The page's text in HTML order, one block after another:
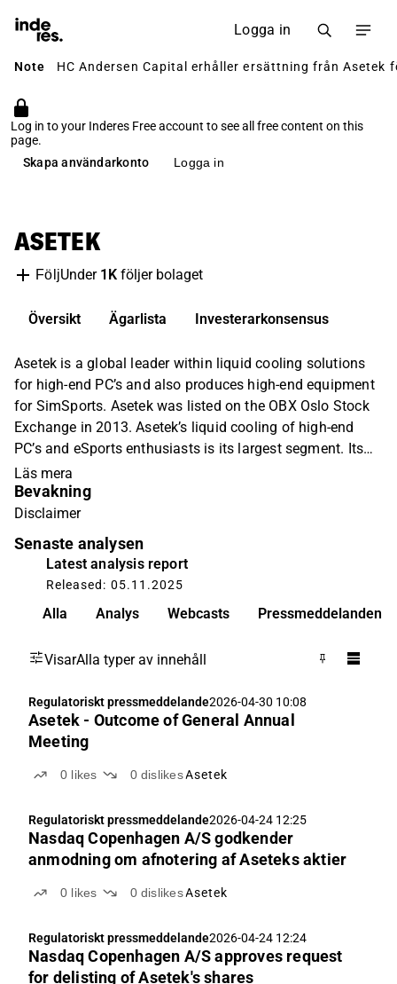
Logga in
Note HC Andersen Capital erhåller ersättning från
Log in to your Inderes Free account to see all free content on this
page.
Skapa användarkonto
Logga in
ASETEK
FöljUnder 1K följer bolaget
Översikt Ägarlista Investerarkonsensus
Asetek is a global leader within liquid cooling solutions
for high-end PC’s and also produces high-end equipment
for SimSports. Asetek was listed on the OBX Oslo Stock
Exchange in 2013. Asetek’s liquid cooling of high-end
PC’s and eSports enthusiasts is its largest segment. Its
sealed loop liquid cooler supports the thermal challenges
of the computers and can also be implemented at data
centers to provide significant energy savings and
recapturing of heat against the air cooling industry norm;
however, this segment remains relatively smaller. In 2021
Asetek made its first expansion into the SimSports
designed to create an immersive experience for sim
value chain with ambitions to release wheelbases,
customization options.
Läs mera
Bevakning
Disclaimer
Senaste analysen
Latest analysis report
Released: 05.11.2025
Alla Analys Webcasts Pressmeddelanden
VisarAlla typer av innehåll
Regulatoriskt pressmeddelande2026-04-30 10:08
Asetek - Outcome of General Annual
Meeting
0 likes 0 dislikesAsetek
Regulatoriskt pressmeddelande2026-04-24 12:25
Nasdaq Copenhagen A/S godkender
anmodning om afnotering af Aseteks aktier
0 likes 0 dislikesAsetek
Regulatoriskt pressmeddelande2026-04-24 12:24
Nasdaq Copenhagen A/S approves request
for delisting of Asetek's shares